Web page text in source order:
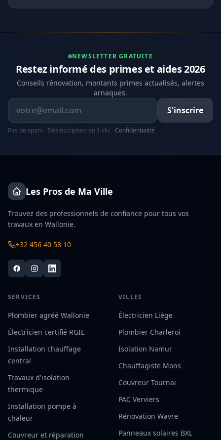
NEWSLETTER GRATUITE
Restez informé des primes et aides 2026
Conseils rénovation, montants primes actualisés, alertes
arnaques.
Adresse email
S'inscrire
Pas de spam · Désinscription en 1 clic · Confidentialité
Les Pros de Ma Ville
Trouvez des professionnels de confiance pour tous vos
travaux en Wallonie.
+32 456 40 58 10
SERVICES
Plombier agréé Wallonie
Électricien certifié RGIE
Installation chauffage
central
Travaux d'isolation
thermique
Installation pompe à
chaleur
Couvreur et réparation
VILLES
Électricien Liège
Plombier Charleroi
Isolation Namur
Chauffagiste Mons
Couvreur Tournai
PAC Verviers
Rénovation Wavre
Panneaux solaires BXL